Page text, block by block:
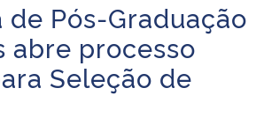
e Abastecimento
de Pós-Graduação
abre processo
Seleção de